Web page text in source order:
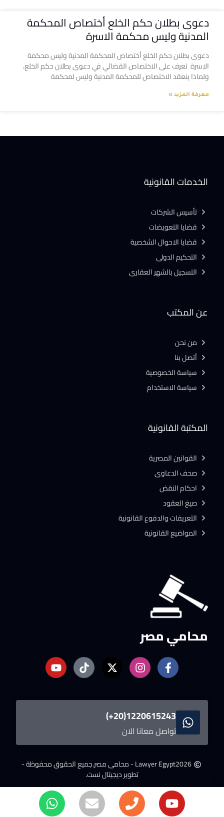
دعوى بطلان حكم الخلع أختصاص المحكمة
المدنية وليس محكمة الاسرة
دعوى بطلان حكم الخلع أختصاص المحكمة المدنية وليس محكمة
الاسرة تعرف على الاختصاص القضائي في دعوى بطلان حكم الخلع،
ولماذا ينعقد الاختصاص للمحكمة المدنية وليس لمحكمة
معرفة المزيد »
محامي مصر
1220615243(20+)
تواصل معانا الان
2026Lawyer Egypt - محامى مصر.
جميع الحقوق محفوظة -
تطوير ديجيتال نست.
المكتبة القانونية
القوانين المصرية
صحف الدعاوى
احكام النقض
صيغ العقود
التعريفات والدفوع القانونية
المواضيع القانونية
عن المكتب
من نحن
أتصل بنا
سياسة الخصوصية
سياسة الاستخدام
الخدمات القانونية
تأسيس الشركات
قضايا التعويضات
قضايا الاحوال الشخصية
التحكيم الدولى
التسجيل بالشهر العقارى